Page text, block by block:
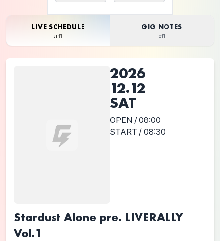
LIVE SCHEDULE
21件
GIG NOTES
0件
2026
12.12
SAT
OPEN / 08:00
START / 08:30
Stardust Alone pre. LIVERALLY
Vol.1